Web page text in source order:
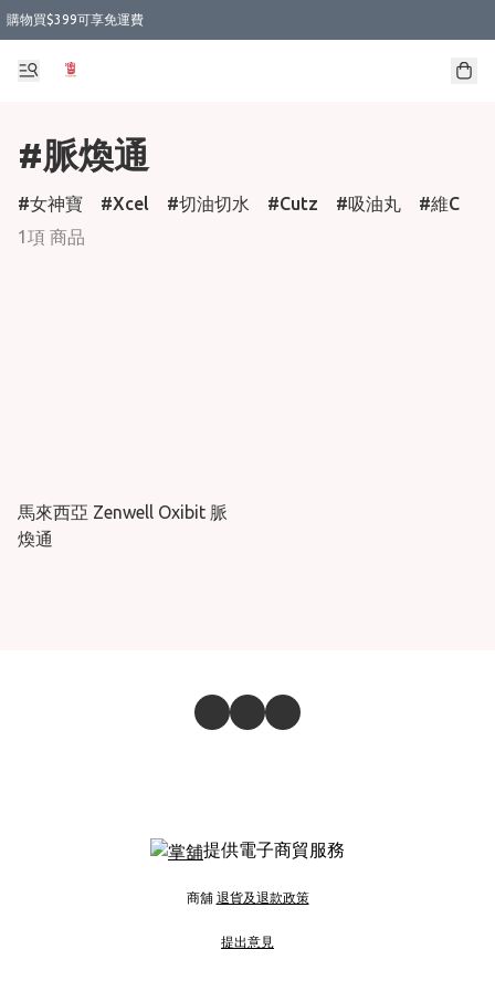
購物買$399可享免運費
#脈煥通
女神寶 Xcel 切油切水 Cutz 吸油丸 維C
1項 商品
馬來西亞 Zenwell Oxibit 脈
煥通
提供電子商貿服務
商舖 退貨及退款政策
提出意見